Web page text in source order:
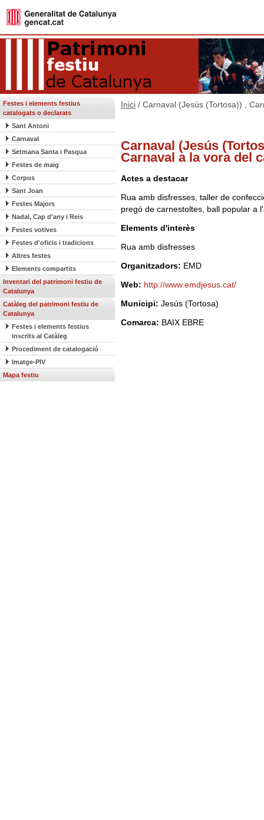
Festes i elements festius
catalogats o declarats
Sant Antoni
Carnaval
Setmana Santa i Pasqua
Festes de maig
Corpus
Sant Joan
Festes Majors
Nadal, Cap d'any i Reis
Festes votives
Festes d'oficis i tradicions
Altres festes
Elements compartits
Inventari del patrimoni festiu de
Catalunya
Catàleg del patrimoni festiu de
Catalunya
Festes i elements festius
inscrits al Catàleg
Procediment de catalogació
Imatge-PIV
Mapa festiu
Inici / Carnaval (Jesús (Tortosa)) ,
Carnaval (Jesús
Carnaval a la vora del
Actes a destacar
Rua amb disfresses, taller de
pregó de carnestoltes, ball popular a
Elements d'interès
Rua amb disfresses
Organitzadors: EMD
Web: http://www.emdjesus.cat/
Municipi: Jesús (Tortosa)
Comarca: BAIX EBRE